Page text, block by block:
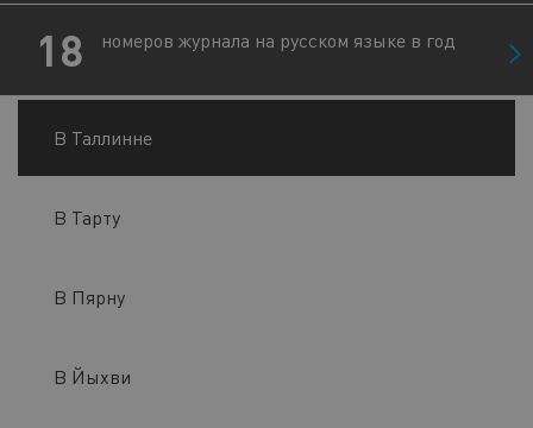
18 номеров журнала на русском языке в год
В Таллинне
В Тарту
В Пярну
В Йыхви